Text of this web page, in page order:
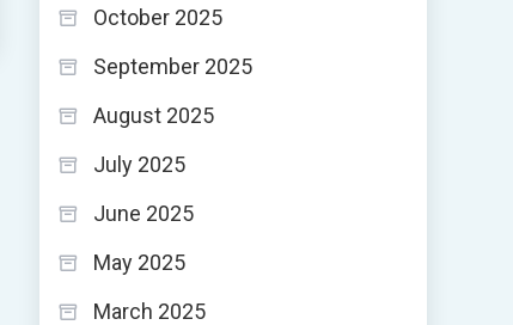
October 2025
September 2025
August 2025
July 2025
June 2025
May 2025
March 2025